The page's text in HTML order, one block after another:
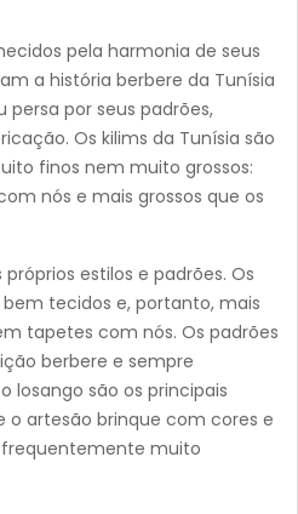
pela harmonia de seus
a história berbere da Tunísia
por seus padrões,
Os kilims da Tunísia são
finos nem muito grossos:
nós e mais grossos que os
estilos e padrões. Os
tecidos e, portanto, mais
tapetes com nós. Os padrões
berbere e sempre
losango são os principais
o artesão brinque com cores e
frequentemente muito